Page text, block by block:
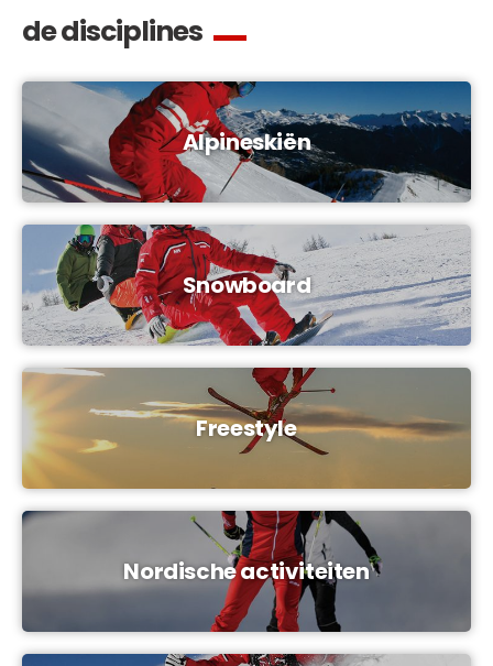
de disciplines
Alpineskiën
Snowboard
Freestyle
Nordische activiteiten